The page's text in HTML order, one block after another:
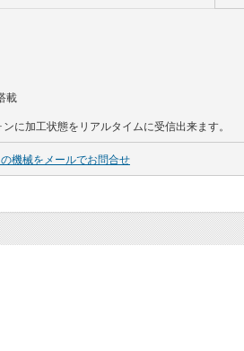
載
に加工状態をリアルタイムに受信出来ます。
の機械をメールでお問合せ